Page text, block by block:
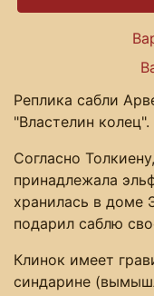
Реплика сабли
"Властелин колец".
Согласно
принадлежала
хранилась в доме
подарил саблю
Клинок имеет
синдарине